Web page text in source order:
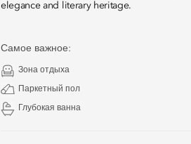
elegance and literary heritage.
Самое важное:
Зона отдыха
Паркетный пол
Глубокая ванна